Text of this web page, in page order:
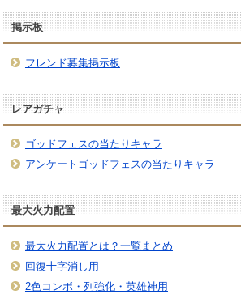
掲示板
フレンド募集掲示板
レアガチャ
ゴッドフェスの当たりキャラ
アンケートゴッドフェスの当たりキャラ
最大火力配置
最大火力配置とは？一覧まとめ
回復十字消し用
2色コンボ・列強化・英雄神用